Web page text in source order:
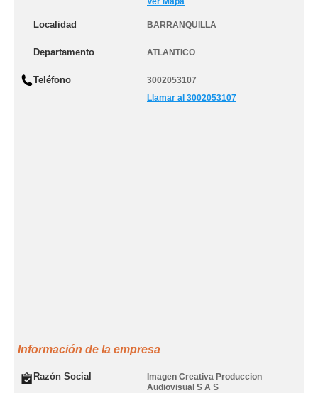
Localidad BARRANQUILLA
Departamento ATLANTICO
Teléfono
3002053107
Llamar al 3002053107
Información de la empresa
Razón Social
Imagen Creativa Produccion
Audiovisual S A S